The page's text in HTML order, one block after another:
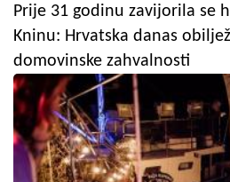
Prije 31 godinu zavijorila se
Kninu: Hrvatska danas
domovinske zahvalnosti